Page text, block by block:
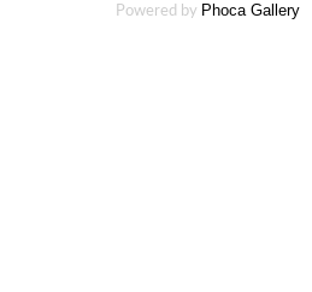
Powered by Phoca Gallery